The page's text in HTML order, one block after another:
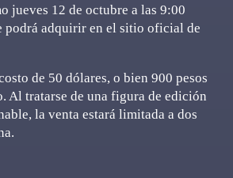
jueves 12 de octubre a las 9:00
podrá adquirir en el sitio oficial de
de 50 dólares, o bien 900 pesos
Al tratarse de una figura de edición
la venta estará limitada a dos